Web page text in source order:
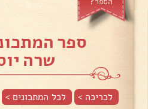
ספר
שרה
לכריכה > לכל המתכונים >